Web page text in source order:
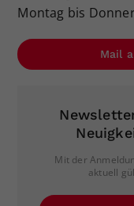
Montag bis
Mail
Mit der
aktuell